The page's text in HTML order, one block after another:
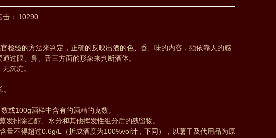
击： 10290
检验的方法来判定，正确的反映出酒的色、香、味的内容，须依靠人的感
过眼、鼻、舌三方面的形象来判断酒体。
沉淀。
100g酒样中含有的酒精的克数。
排除乙醇、水分和其他挥发性组分后的残留物。
不得超过0.6g/L（折成酒度为100%vol计，下同），以薯干及代用品为原